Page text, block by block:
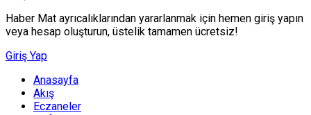
Haber Mat ayrıcalıklarından yararlanmak için hemen giriş yapın
veya hesap oluşturun, üstelik tamamen ücretsiz!
Giriş Yap
Anasayfa
Akış
Eczaneler